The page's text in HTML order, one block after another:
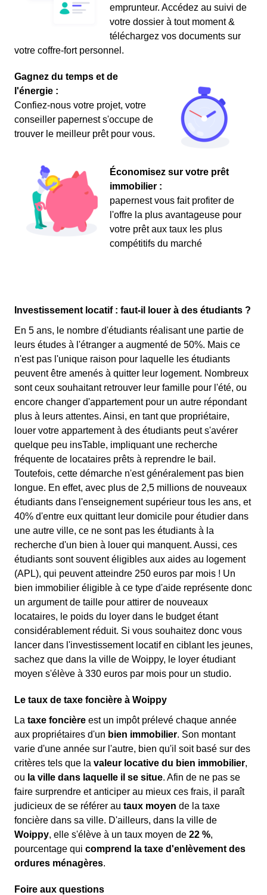
emprunteur. Accédez au suivi de
votre dossier à tout moment &
téléchargez vos documents sur
votre coffre-fort personnel.
Gagnez du temps et de
l'énergie :
Confiez-nous votre projet, votre
conseiller papernest s'occupe de
trouver le meilleur prêt pour vous.
Économisez sur votre prêt
immobilier :
papernest vous fait profiter de
l'offre la plus avantageuse pour
votre prêt aux taux les plus
compétitifs du marché
Investissement locatif : faut-il louer à des étudiants ?
En 5 ans, le nombre d'étudiants réalisant une partie de
leurs études à l'étranger a augmenté de 50%. Mais ce
n'est pas l'unique raison pour laquelle les étudiants
peuvent être amenés à quitter leur logement. Nombreux
sont ceux souhaitant retrouver leur famille pour l'été, ou
encore changer d'appartement pour un autre répondant
plus à leurs attentes. Ainsi, en tant que propriétaire,
louer votre appartement à des étudiants peut s'avérer
quelque peu insTable, impliquant une recherche
fréquente de locataires prêts à reprendre le bail.
Toutefois, cette démarche n'est généralement pas bien
longue. En effet, avec plus de 2,5 millions de nouveaux
étudiants dans l'enseignement supérieur tous les ans, et
40% d'entre eux quittant leur domicile pour étudier dans
une autre ville, ce ne sont pas les étudiants à la
recherche d'un bien à louer qui manquent. Aussi, ces
étudiants sont souvent éligibles aux aides au logement
(APL), qui peuvent atteindre 250 euros par mois ! Un
bien immobilier éligible à ce type d'aide représente donc
un argument de taille pour attirer de nouveaux
locataires, le poids du loyer dans le budget étant
considérablement réduit. Si vous souhaitez donc vous
lancer dans l'investissement locatif en ciblant les jeunes,
sachez que dans la ville de Woippy, le loyer étudiant
moyen s'élève à 330 euros par mois pour un studio.
Le taux de taxe foncière à Woippy
La taxe foncière est un impôt prélevé chaque année
aux propriétaires d'un bien immobilier. Son montant
varie d'une année sur l'autre, bien qu'il soit basé sur des
critères tels que la valeur locative du bien immobilier,
ou la ville dans laquelle il se situe. Afin de ne pas se
faire surprendre et anticiper au mieux ces frais, il paraît
judicieux de se référer au taux moyen de la taxe
foncière dans sa ville. D'ailleurs, dans la ville de
Woippy, elle s'élève à un taux moyen de 22 %,
pourcentage qui comprend la taxe d'enlèvement des
ordures ménagères.
Foire aux questions